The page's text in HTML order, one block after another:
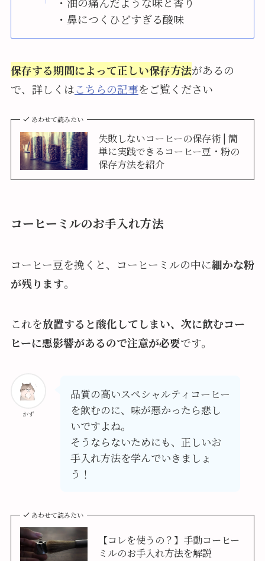
・鼻につくひどすぎる酸味
保存する期間によって正しい保存方法があるの
で、詳しくはこちらの記事をご覧ください
あわせて読みたい
失敗しないコーヒーの保存術 | 簡
単に実践できるコーヒー豆・粉の
保存方法を紹介
コーヒーミルのお手入れ方法
コーヒー豆を挽くと、コーヒーミルの中に細かな粉
が残ります。
これを放置すると酸化してしまい、次に飲むコー
ヒーに悪影響があるので注意が必要です。
かず
品質の高いスペシャルティコーヒー
を飲むのに、味が悪かったら悲し
いですよね。
そうならないためにも、正しいお
手入れ方法を学んでいきましょ
う！
あわせて読みたい
【コレを使うの？】手動コーヒー
ミルのお手入れ方法を解説